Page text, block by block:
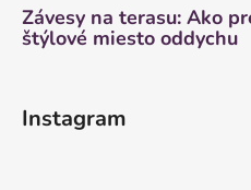
Závesy na terasu: Ako
štýlové miesto oddychu
Instagram